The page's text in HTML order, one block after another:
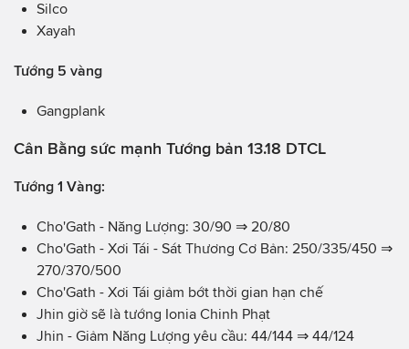
Silco
Xayah
Tướng 5 vàng
Gangplank
Cân Bằng sức mạnh Tướng bản 13.18 DTCL
Tướng 1 Vàng:
Cho'Gath - Năng Lượng: 30/90 ⇒ 20/80
Cho'Gath - Xơi Tái - Sát Thương Cơ Bản: 250/335/450 ⇒
270/370/500
Cho'Gath - Xơi Tái giảm bớt thời gian hạn chế
Jhin giờ sẽ là tướng Ionia Chinh Phạt
Jhin - Giảm Năng Lượng yêu cầu: 44/144 ⇒ 44/124